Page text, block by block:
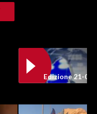
Edizione 21-05-